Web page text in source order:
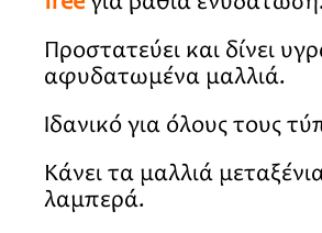
Προστατεύει και δίνει
αφυδατωμένα μαλλιά.
Ιδανικό για όλους τους
Κάνει τα μαλλιά
λαμπερά.